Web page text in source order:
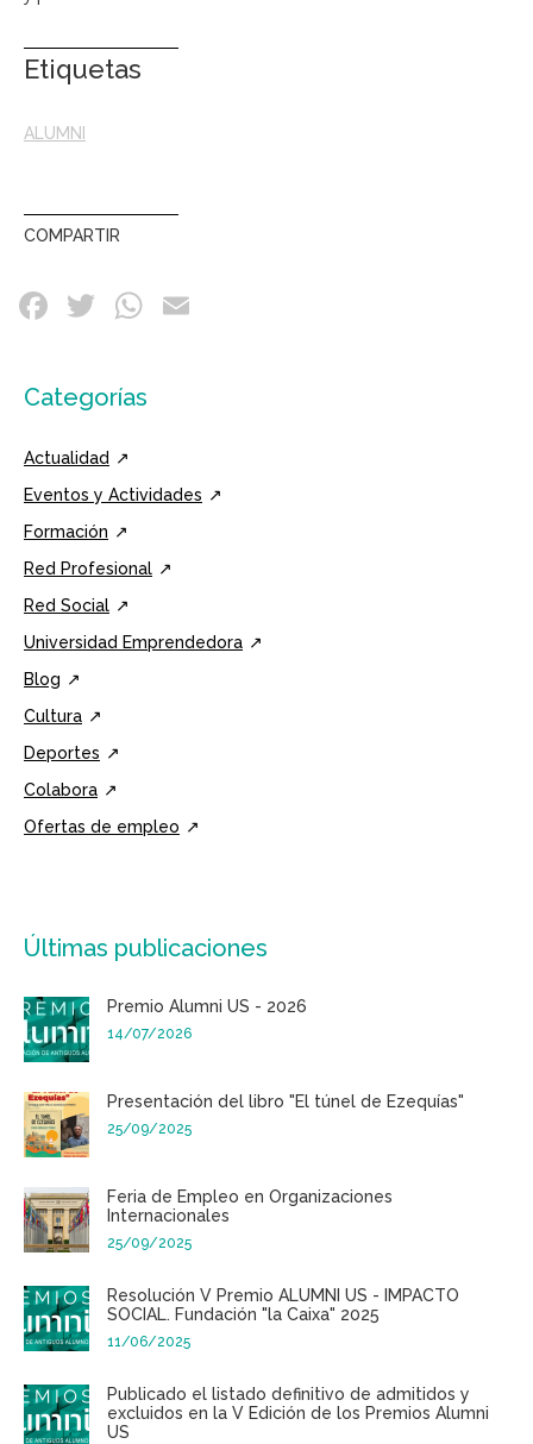
Etiquetas
ALUMNI
COMPARTIR
Categorías
Actualidad
Eventos y Actividades
Formación
Red Profesional
Red Social
Universidad Emprendedora
Blog
Cultura
Deportes
Colabora
Ofertas de empleo
Últimas publicaciones
Premio Alumni US - 2026
14/07/2026
Presentación del libro "El túnel de Ezequías"
25/09/2025
Feria de Empleo en Organizaciones
Internacionales
25/09/2025
Resolución V Premio ALUMNI US - IMPACTO
SOCIAL. Fundación "la Caixa" 2025
11/06/2025
Publicado el listado definitivo de admitidos y
excluidos en la V Edición de los Premios Alumni
US